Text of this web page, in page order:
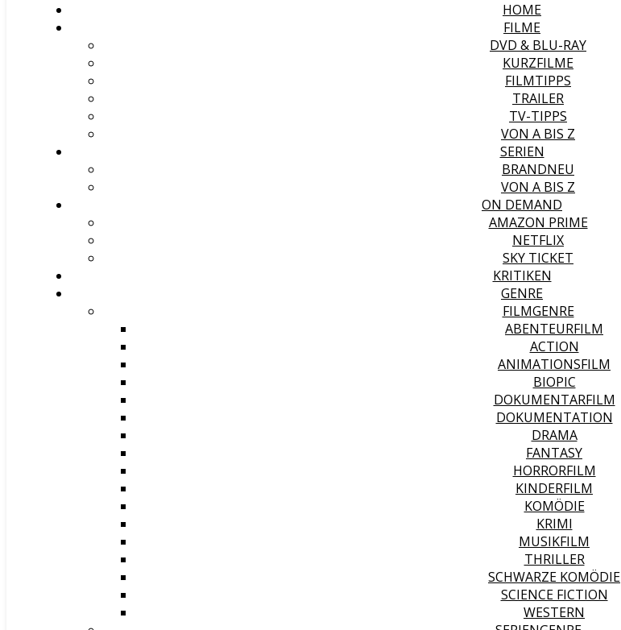
HOME
FILME
DVD & BLU-RAY
KURZFILME
FILMTIPPS
TRAILER
TV-TIPPS
VON A BIS Z
SERIEN
BRANDNEU
VON A BIS Z
ON DEMAND
AMAZON PRIME
NETFLIX
SKY TICKET
KRITIKEN
GENRE
FILMGENRE
ABENTEURFILM
ACTION
ANIMATIONSFILM
BIOPIC
DOKUMENTARFILM
DOKUMENTATION
DRAMA
FANTASY
HORRORFILM
KINDERFILM
KOMÖDIE
KRIMI
MUSIKFILM
THRILLER
SCHWARZE KOMÖDIE
SCIENCE FICTION
WESTERN